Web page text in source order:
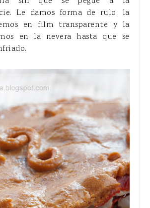
Le damos forma de rulo, la
en film transparente y la
en la nevera hasta que se